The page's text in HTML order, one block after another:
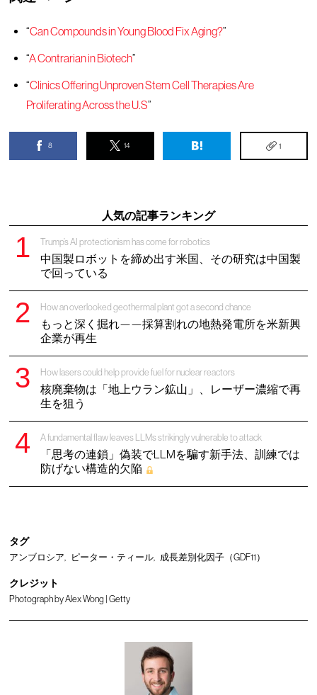
“Can Compounds in Young Blood Fix Aging?”
“A Contrarian in Biotech”
“Clinics Offering Unproven Stem Cell Therapies Are
Proliferating Across the U.S”
8 14 1
人気の記事ランキング
Trump’s AI protectionism has come for robotics
中国製ロボットを締め出す米国、その研究は中国製
で回っている
How an overlooked geothermal plant got a second chance
もっと深く掘れ——採算割れの地熱発電所を米新興
企業が再生
How lasers could help provide fuel for nuclear reactors
核廃棄物は「地上ウラン鉱山」、レーザー濃縮で再
生を狙う
A fundamental flaw leaves LLMs strikingly vulnerable to attack
「思考の連鎖」偽装でLLMを騙す新手法、訓練では
防げない構造的欠陥
タグ
アンブロシア ピーター・ティール 成長差別化因子（GDF11）
クレジット
Photograph by Alex Wong | Getty